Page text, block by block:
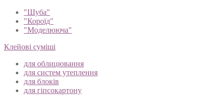
"Шуба"
"Короїд"
"Моделююча"
Клейові суміші
для облицювання
для систем утеплення
для блоків
для гіпсокартону